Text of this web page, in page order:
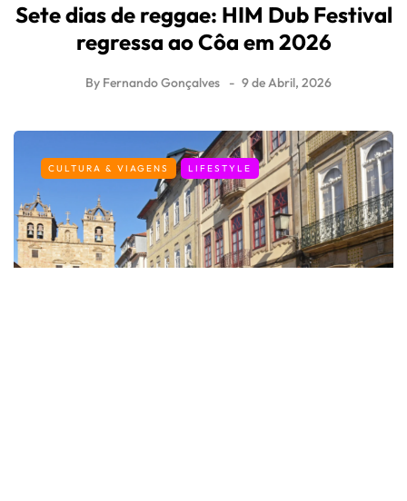
Sete dias de reggae: HIM Dub Festival
regressa ao Côa em 2026
By Fernando Gonçalves 9 de Abril, 2026
CULTURA & VIAGENS LIFESTYLE